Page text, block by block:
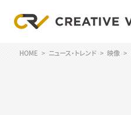
HOME ニュース・トレンド 映像